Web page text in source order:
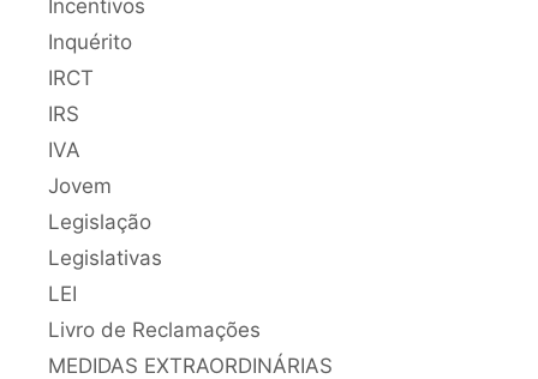
Incentivos
Inquérito
IRCT
IRS
IVA
Jovem
Legislação
Legislativas
LEI
Livro de Reclamações
MEDIDAS EXTRAORDINÁRIAS